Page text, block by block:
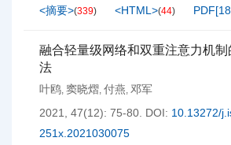
<摘要>(339) <HTML>(44) PDF[
融合轻量级网络和双重注意力机
法
叶鸥, 窦晓熠, 付燕, 邓军
2021, 47(12): 75-80. DOI: 10.13272/
251x.2021030075